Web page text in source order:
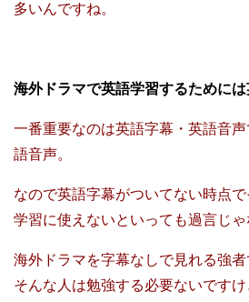
多いんですね。
海外ドラマで英語学習するためには
一番重要なのは英語字幕・英語音
語音声。
なので英語字幕がついてない時点
学習に使えないといっても過言じゃ
海外ドラマを字幕なしで見れる強者
そんな人は勉強する必要ないです